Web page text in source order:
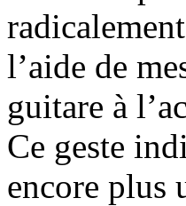
l’aide de
guitare à
Ce geste
encore plus